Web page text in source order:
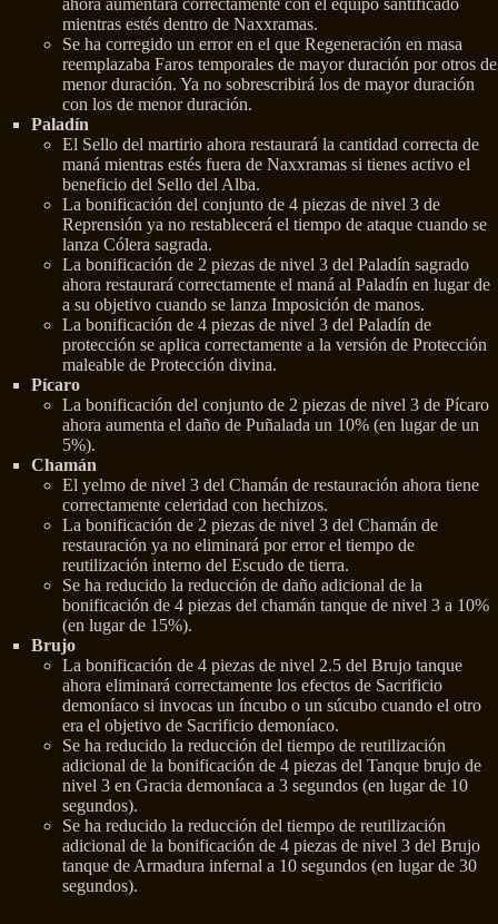
ahora aumentará correctamente con el equipo santificado
mientras estés dentro de Naxxramas.
Se ha corregido un error en el que Regeneración en masa
reemplazaba Faros temporales de mayor duración por otros de
menor duración. Ya no sobrescribirá los de mayor duración
con los de menor duración.
Paladín
El Sello del martirio ahora restaurará la cantidad correcta de
maná mientras estés fuera de Naxxramas si tienes activo el
beneficio del Sello del Alba.
La bonificación del conjunto de 4 piezas de nivel 3 de
Reprensión ya no restablecerá el tiempo de ataque cuando se
lanza Cólera sagrada.
La bonificación de 2 piezas de nivel 3 del Paladín sagrado
ahora restaurará correctamente el maná al Paladín en lugar de
a su objetivo cuando se lanza Imposición de manos.
La bonificación de 4 piezas de nivel 3 del Paladín de
protección se aplica correctamente a la versión de Protección
maleable de Protección divina.
Pícaro
La bonificación del conjunto de 2 piezas de nivel 3 de Pícaro
ahora aumenta el daño de Puñalada un 10% (en lugar de un
5%).
Chamán
El yelmo de nivel 3 del Chamán de restauración ahora tiene
correctamente celeridad con hechizos.
La bonificación de 2 piezas de nivel 3 del Chamán de
restauración ya no eliminará por error el tiempo de
reutilización interno del Escudo de tierra.
Se ha reducido la reducción de daño adicional de la
bonificación de 4 piezas del chamán tanque de nivel 3 a 10%
(en lugar de 15%).
Brujo
La bonificación de 4 piezas de nivel 2.5 del Brujo tanque
ahora eliminará correctamente los efectos de Sacrificio
demoníaco si invocas un íncubo o un súcubo cuando el otro
era el objetivo de Sacrificio demoníaco.
Se ha reducido la reducción del tiempo de reutilización
adicional de la bonificación de 4 piezas del Tanque brujo de
nivel 3 en Gracia demoníaca a 3 segundos (en lugar de 10
segundos).
Se ha reducido la reducción del tiempo de reutilización
adicional de la bonificación de 4 piezas de nivel 3 del Brujo
tanque de Armadura infernal a 10 segundos (en lugar de 30
segundos).